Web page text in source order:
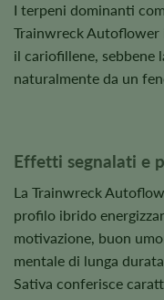
I terpeni dominanti
Trainwreck
il cariofillene, sebbene
naturalmente da un
Effetti segnalati e
La Trainwreck
profilo ibrido
motivazione, buon
mentale di lunga
Sativa conferisce